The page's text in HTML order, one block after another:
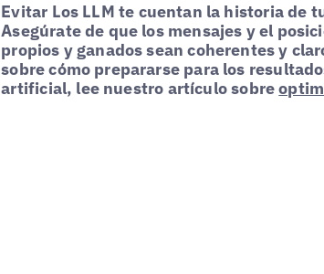
Evitar Los LLM te cuentan la historia de
Asegúrate de que los mensajes y el
propios y ganados sean coherentes y
sobre cómo prepararse para los
artificial, lee nuestro artículo sobre